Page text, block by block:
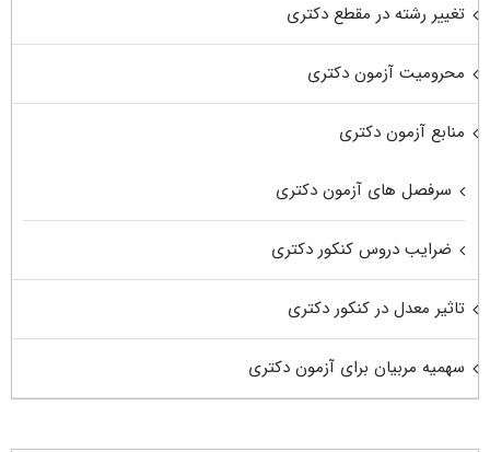
تغییر رشته در مقطع دکتری
محرومیت آزمون دکتری
منابع آزمون دکتری
سرفصل های آزمون دکتری
ضرایب دروس کنکور دکتری
تاثیر معدل در کنکور دکتری
سهمیه مربیان برای آزمون دکتری